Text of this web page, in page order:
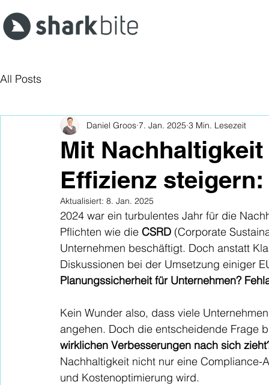
All Posts
Mit
Effizienz steigern:
Daniel Groos 7. Jan. 2025 3 Min. Lesezeit
Aktualisiert: 8. Jan. 2025
2024 war ein turbulentes Jahr für die
Pflichten wie die CSRD (Corporate
Unternehmen beschäftigt. Doch anstatt
Diskussionen bei der Umsetzung einiger
Planungssicherheit für Unternehmen?
Kein Wunder also, dass viele
angehen. Doch die entscheidende Frage
wirklichen Verbesserungen nach sich
Nachhaltigkeit nicht nur eine
und Kostenoptimierung wird.